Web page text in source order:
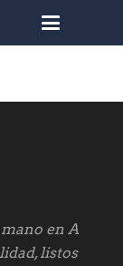
en A
listos